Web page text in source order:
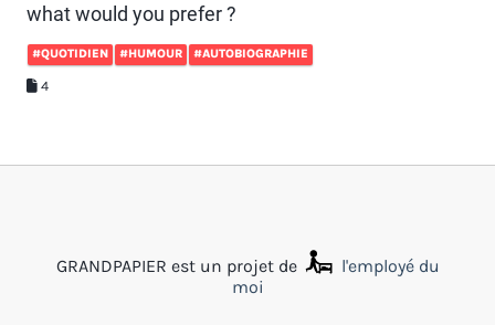
what would you prefer ?
#QUOTIDIEN #HUMOUR #AUTOBIOGRAPHIE
4
GRANDPAPIER est un projet de
l'employé du
moi